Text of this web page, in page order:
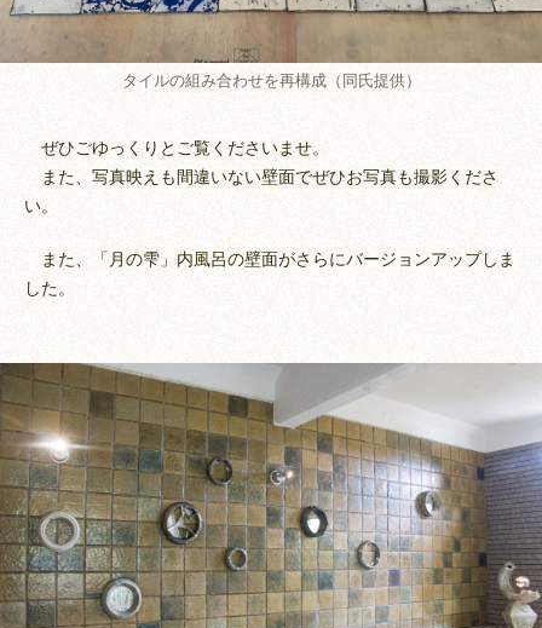
タイルの組み合わせを再構成（同氏提供）
ぜひごゆっくりとご覧くださいませ。
また、写真映えも間違いない壁面でぜひお写真も撮影くださ
い。
また、「月の雫」内風呂の壁面がさらにバージョンアップしま
した。